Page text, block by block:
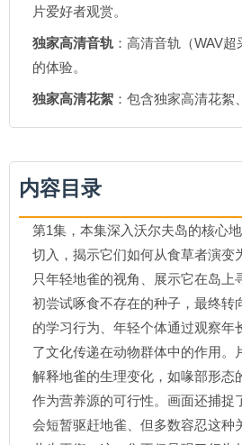
片爱好者观赏。
独家高清音轨 ：高清音轨（WAV
的体验。
独家高清花絮 ：包含独家高清花絮
内容目录
第1集，本集深入沃尔夫岛的核心
切入，揭示它们如何从食草者演变
只年轻地雀的视角、展示它在岛上
初尝试啄食不存在的种子，最终转
的学习行为、年轻个体通过观察年
了文化传递在动物群体中的作用。
解释地雀的生理变化，如喙部形态
作为营养源的可行性。画面还捕捉
会短暂驱赶地雀、但多数容忍这种